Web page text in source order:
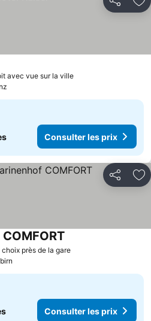
Partager
avec vue sur la ville
Consulter les prix
Partager
près de la gare
Consulter les prix